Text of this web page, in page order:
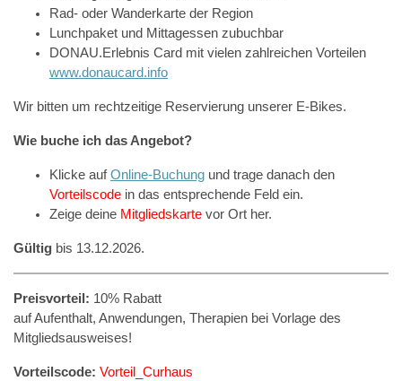
Rad- oder Wanderkarte der Region
Lunchpaket und Mittagessen zubuchbar
DONAU.Erlebnis Card mit vielen zahlreichen Vorteilen
www.donaucard.info
Wir bitten um rechtzeitige Reservierung unserer E-Bikes.
Wie buche ich das Angebot?
Klicke aufOnline-Buchung und trage danach den
Vorteilscode in das entsprechende Feld ein.
Zeige deine Mitgliedskarte vor Ort her.
Gültig bis 13.12.2026.
Preisvorteil: 10% Rabatt
auf Aufenthalt, Anwendungen, Therapien bei Vorlage des
Mitgliedsausweises!
Vorteilscode: Vorteil_Curhaus